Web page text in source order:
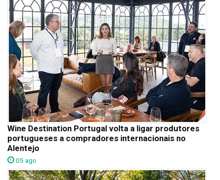
Wine Destination Portugal volta a ligar produtores
portugueses a compradores internacionais no
Alentejo
05 ago